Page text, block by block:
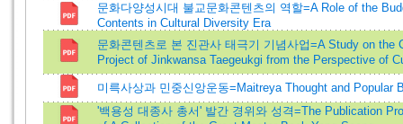
문화다양성시대 불교문화콘텐츠의 역할=A Role of the
Contents in Cultural Diversity Era
문화콘텐츠로 본 진관사 태극기 기념사업=A Study on the
Project of Jinkwansa Taegeukgi from the Perspective of
미륵사상과 민중신앙운동=Maitreya Thought and Popular
'백용성 대종사 총서' 발간 경위와 성격=The Publication